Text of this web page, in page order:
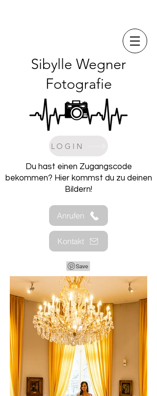
Sibylle Wegner
Fotografie
LOGIN
Du hast einen Zugangscode
bekommen? Hier kommst du zu deinen
Bildern!
Anrufen
Kontakt